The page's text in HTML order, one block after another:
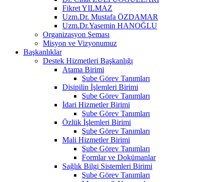
Fikret YILMAZ
Uzm.Dr. Mustafa ÖZDAMAR
Uzm.Dr.Yasemin HANOĞLU
Organizasyon Şeması
Misyon ve Vizyonumuz
Başkanlıklar
Destek Hizmetleri Başkanlığı
Atama Birimi
Şube Görev Tanımları
Disipilin İşlemleri Birimi
Şube Görev Tanımları
İdari Hizmetler Birimi
Şube Görev Tanımları
Özlük İşlemleri Birimi
Şube Görev Tanımları
Mali Hizmetler Birimi
Şube Görev Tanımları
Formlar ve Dokümanlar
Sağlık Bilgi Sistemleri Birimi
Şube Görev Tanımları